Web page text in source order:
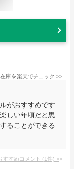
庫を楽天でチェック >>
がおすすめです
しい年頃だと思
ることができる
すすめコメント (1件) >